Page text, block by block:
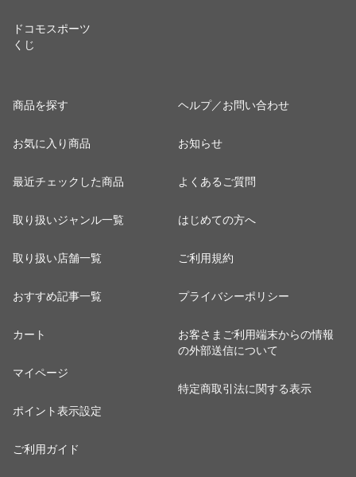
ドコモスポーツ
くじ
商品を探す
お気に入り商品
最近チェックした商品
取り扱いジャンル一覧
取り扱い店舗一覧
おすすめ記事一覧
カート
マイページ
ポイント表示設定
ご利用ガイド
ヘルプ／お問い合わせ
お知らせ
よくあるご質問
はじめての方へ
ご利用規約
プライバシーポリシー
お客さまご利用端末からの情報
の外部送信について
特定商取引法に関する表示